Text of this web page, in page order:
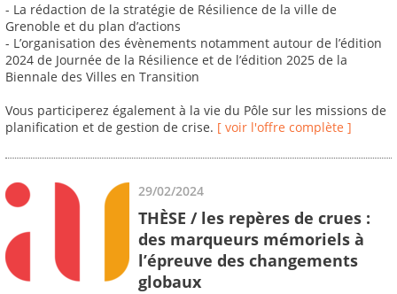
- La rédaction de la stratégie de Résilience de la ville de
Grenoble et du plan d’actions
- L’organisation des évènements notamment autour de l’édition
2024 de Journée de la Résilience et de l’édition 2025 de la
Biennale des Villes en Transition
Vous participerez également à la vie du Pôle sur les missions de
planification et de gestion de crise. [ voir l'offre complète ]
29/02/2024
THÈSE / les repères de crues :
des marqueurs mémoriels à
l’épreuve des changements
globaux